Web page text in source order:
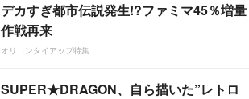
デカすぎ都市伝説発生!?ファミマ45％増量
作戦再来
オリコンタイアップ特集
SUPER★DRAGON、自ら描いた”レトロ